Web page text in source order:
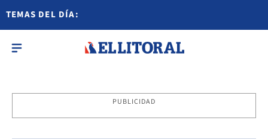
TEMAS DEL DÍA:
PUBLICIDAD